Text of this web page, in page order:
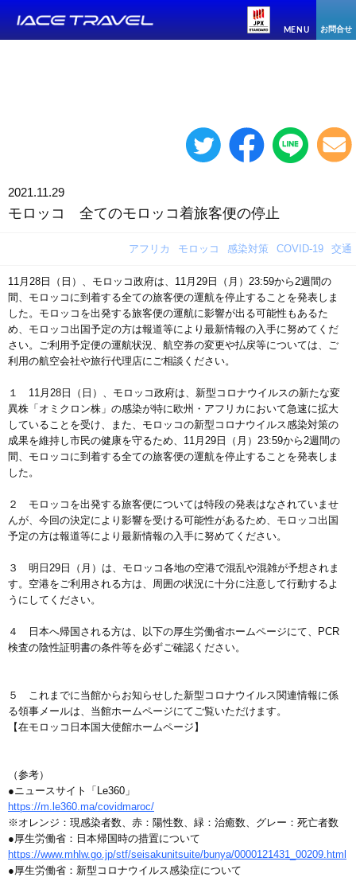
MENU お問合せ
2021.11.29
モロッコ 全てのモロッコ着旅客便の停止
アフリカ モロッコ 感染対策 COVID-19 交通
11月28日（日）、モロッコ政府は、11月29日（月）23:59から2週間の
間、モロッコに到着する全ての旅客便の運航を停止することを発表しま
した。モロッコを出発する旅客便の運航に影響が出る可能性もあるた
め、モロッコ出国予定の方は報道等により最新情報の入手に努めてくだ
さい。ご利用予定便の運航状況、航空券の変更や払戻等については、ご
利用の航空会社や旅行代理店にご相談ください。
１ 11月28日（日）、モロッコ政府は、新型コロナウイルスの新たな変
異株「オミクロン株」の感染が特に欧州・アフリカにおいて急速に拡大
していることを受け、また、モロッコの新型コロナウイルス感染対策の
成果を維持し市民の健康を守るため、11月29日（月）23:59から2週間の
間、モロッコに到着する全ての旅客便の運航を停止することを発表しま
した。
２ モロッコを出発する旅客便については特段の発表はなされていませ
んが、今回の決定により影響を受ける可能性があるため、モロッコ出国
予定の方は報道等により最新情報の入手に努めてください。
３ 明日29日（月）は、モロッコ各地の空港で混乱や混雑が予想されま
す。空港をご利用される方は、周囲の状況に十分に注意して行動するよ
うにしてください。
４ 日本へ帰国される方は、以下の厚生労働省ホームページにて、PCR
検査の陰性証明書の条件等を必ずご確認ください。
５ これまでに当館からお知らせした新型コロナウイルス関連情報に係
る領事メールは、当館ホームページにてご覧いただけます。
【在モロッコ日本国大使館ホームページ】
（参考）
●ニュースサイト「Le360」
https://m.le360.ma/covidmaroc/
※オレンジ：現感染者数、赤：陽性数、緑：治癒数、グレー：死亡者数
●厚生労働省：日本帰国時の措置について
https://www.mhlw.go.jp/stf/seisakunitsuite/bunya/0000121431_00209.html
●厚生労働省：新型コロナウイルス感染症について